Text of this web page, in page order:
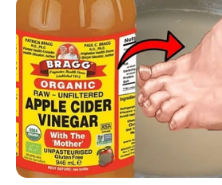
gehören auch ungewöhnlich viele
Kleinstädte mit mittelalterlich
Hotels in Würzburg am Main
Donau
Zwischen
fließt einer der
Europas durch
viele historische Städte, reizvolle